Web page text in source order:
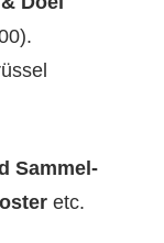
Sam­mel­
etc.